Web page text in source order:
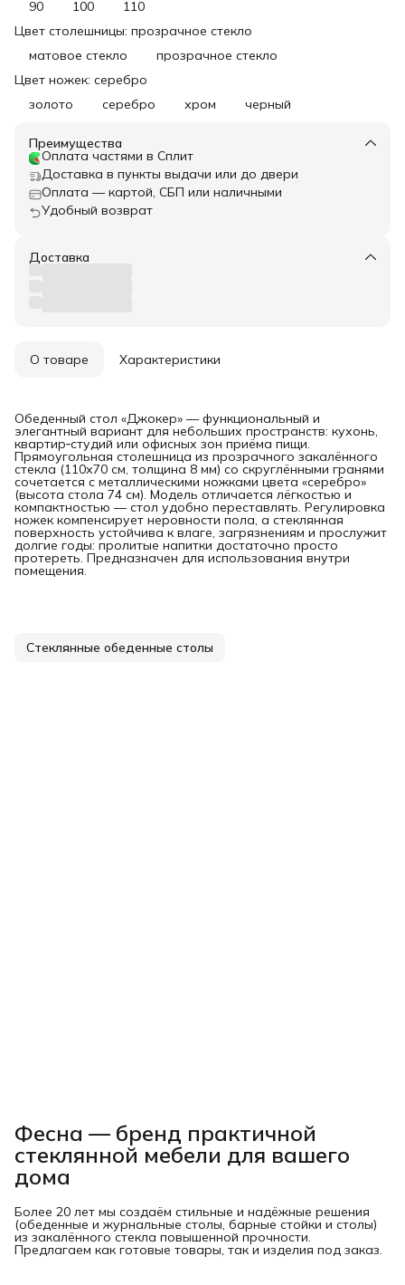
90
100
110
Цвет столешницы: прозрачное стекло
матовое стекло
прозрачное стекло
Цвет ножек: серебро
золото
серебро хром черный
Преимущества
Оплата частями в Сплит
Доставка в пункты выдачи или до двери
Оплата — картой, СБП или наличными
Удобный возврат
Доставка
О товаре Характеристики
Обеденный стол «Джокер» — функциональный и
элегантный вариант для небольших пространств: кухонь,
квартир‑студий или офисных зон приёма пищи.
Прямоугольная столешница из прозрачного закалённого
стекла (110х70 см, толщина 8 мм) со скруглёнными гранями
сочетается с металлическими ножками цвета «серебро»
(высота стола 74 см). Модель отличается лёгкостью и
компактностью — стол удобно переставлять. Регулировка
ножек компенсирует неровности пола, а стеклянная
поверхность устойчива к влаге, загрязнениям и прослужит
долгие годы: пролитые напитки достаточно просто
протереть. Предназначен для использования внутри
помещения.
Стеклянные обеденные столы
Фесна — бренд практичной
стеклянной мебели для вашего
дома
Более 20 лет мы создаём стильные и надёжные решения
(обеденные и журнальные столы, барные стойки и столы)
из закалённого стекла повышенной прочности.
Предлагаем как готовые товары, так и изделия под заказ.